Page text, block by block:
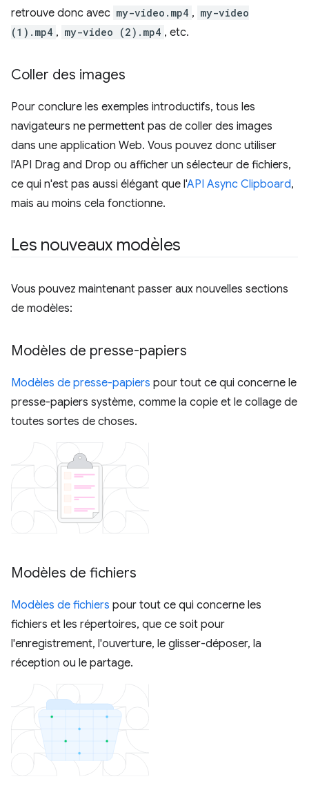
retrouve donc avec my-video.mp4 , my-video
(1).mp4 , my-video (2).mp4 , etc.
Coller des images
Pour conclure les exemples introductifs, tous les
navigateurs ne permettent pas de coller des images
dans une application Web. Vous pouvez donc utiliser
l'API Drag and Drop ou afficher un sélecteur de fichiers,
ce qui n'est pas aussi élégant que l'API Async Clipboard,
mais au moins cela fonctionne.
Les nouveaux modèles
Vous pouvez maintenant passer aux nouvelles sections
de modèles:
Modèles de presse-papiers
Modèles de presse-papiers pour tout ce qui concerne le
presse-papiers système, comme la copie et le collage de
toutes sortes de choses.
Modèles de fichiers
Modèles de fichiers pour tout ce qui concerne les
fichiers et les répertoires, que ce soit pour
l'enregistrement, l'ouverture, le glisser-déposer, la
réception ou le partage.